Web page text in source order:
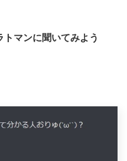
マンに聞いてみよう